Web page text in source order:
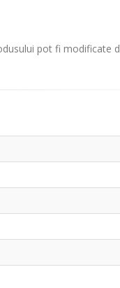
pot fi modificate